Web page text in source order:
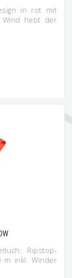
in rot mit
Wind hebt der
Ripstop-
m inkl. Winder